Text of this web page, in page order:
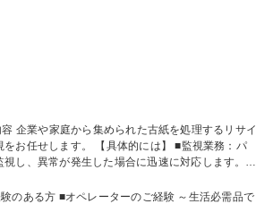
は】 ■監視業務：パ
し、異常が発生した場合に迅速に対応します。 ■
理されており、オペレーターはシステムの指示
ペレーターのご経験 ～生活必需品で